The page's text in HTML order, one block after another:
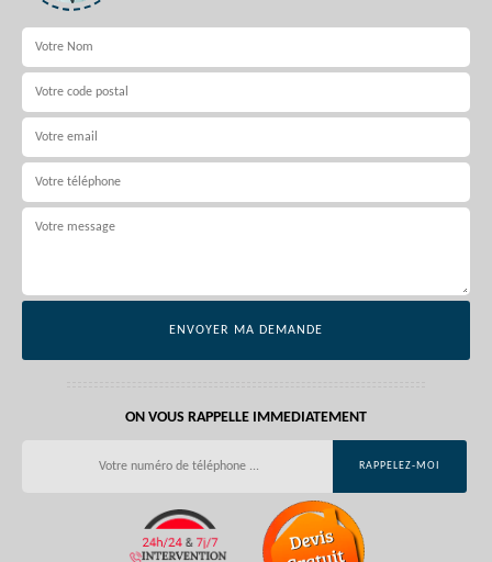
ON VOUS RAPPELLE IMMEDIATEMENT